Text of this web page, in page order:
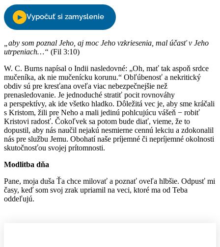
„aby som poznal Jeho, aj moc Jeho vzkriesenia, mal účasť v Jeho
utrpeniach…“ (Fil 3:10)
W. C. Burns napísal o Indii nasledovné: „Oh, mať tak aspoň srdce
mučeníka, ak nie mučenícku korunu.“ Obľúbenosť a nekritický
obdiv sú pre kresťana oveľa viac nebezpečnejšie než
prenasledovanie. Je jednoduché stratiť pocit rovnováhy
a perspektívy, ak ide všetko hladko. Dôležitá vec je, aby sme kráčali
s Kristom, žili pre Neho a mali jedinú pohlcujúcu vášeň − robiť
Kristovi radosť. Čokoľvek sa potom bude diať, vieme, že to
dopustil, aby nás naučil nejakú nesmierne cennú lekciu a zdokonalil
nás pre službu Jemu. Obohatí naše príjemné či nepríjemné okolnosti
skutočnosťou svojej prítomnosti.
Modlitba dňa
Pane, moja duša Ťa chce milovať a poznať oveľa hlbšie. Odpusť mi
časy, keď som svoj zrak upriamil na veci, ktoré ma od Teba
oddeľujú.